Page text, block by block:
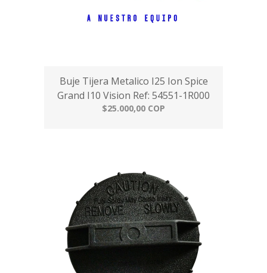
Buje Tijera Metalico I25 Ion Spice
Grand I10 Vision Ref: 54551-1R000
$25.000,00 COP